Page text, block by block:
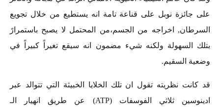
على جائزة نوبل على قناعة تامة انه يستطيع من خلال تجويع
السرطان, اخراجه من الجسم،من المحتمل لا يصبح باستمرارً
بتلك السهولة ولكنه شيء مضمون انه سيقع تغيراً كبيراً في
وضعية السقيم.
قد كانت نظريته تقول ان تلك الخلايا الخبيثة التي تتوالد عبر
ادينوسين ثلاثي الفوسفات (ATP) عن طريق انهيار الـ